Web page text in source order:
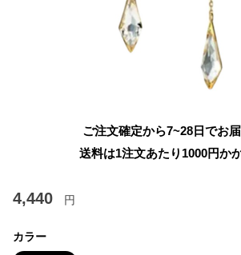
ご注文確定から7~28日でお
送料は1注文あたり 1000円か
4,440 円
カラー